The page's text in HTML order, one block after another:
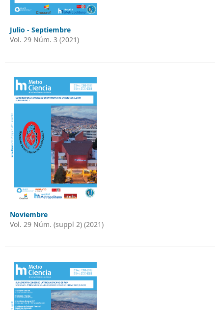
Julio - Septiembre
Vol. 29 Núm. 3 (2021)
Noviembre
Vol. 29 Núm. (suppl 2) (2021)